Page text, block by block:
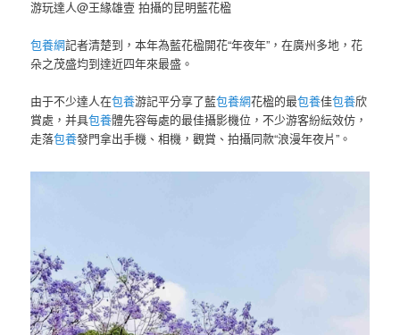
游玩達人@王緣雄壹 拍攝的昆明藍花楹
包養網記者清楚到，本年為藍花楹開花“年夜年”，在廣州多地，花
朵之茂盛均到達近四年來最盛。
由于不少達人在包養游記平分享了藍包養網花楹的最包養佳包養欣
賞處，并具包養體先容每處的最佳攝影機位，不少游客紛紜效仿，
走落包養發門拿出手機、相機，觀賞、拍攝同款“浪漫年夜片”。